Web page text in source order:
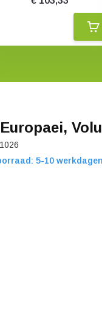
5-10 werkdagen